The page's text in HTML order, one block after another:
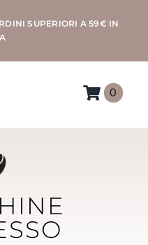
SUPERIORI A 59€ IN
0